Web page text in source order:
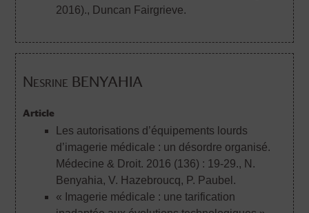
2016)., Duncan Fairgrieve.
Nesrine BENYAHIA
Article
Les autorisations d’équipements lourds
d’imagerie médicale : un désordre organisé.
Médecine & Droit. 2016 (136) : 19-29., N.
Benyahia, V. Hazebroucq, P. Paubel.
« Imagerie médicale : une tarification